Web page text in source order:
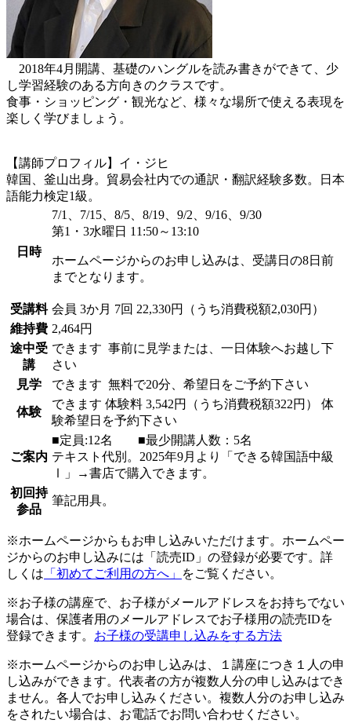
2018年4月開講、基礎のハングルを読み書きができて、少
し学習経験のある方向きのクラスです。
食事・ショッピング・観光など、様々な場所で使える表現を
楽しく学びましょう。
【講師プロフィル】イ・ジヒ
韓国、釜山出身。貿易会社内での通訳・翻訳経験多数。日本
語能力検定1級。
日時
7/1、7/15、8/5、8/19、9/2、9/16、9/30
第1・3水曜日 11:50～13:10
ホームページからのお申し込みは、受講日の8日前
までとなります。
受講料 会員 3か月 7回 22,330円（うち消費税額2,030円）
維持費 2,464円
途中受
講
できます 事前に見学または、一日体験へお越し下
さい
見学
できます 無料で20分、希望日をご予約下さい
体験
できます 体験料 3,542円（うち消費税額322円） 体
験希望日を予約下さい
ご案内
■定員:12名 ■最少開講人数：5名
テキスト代別。2025年9月より「できる韓国語中級
Ⅰ」→書店で購入できます。
初回持
参品
筆記用具。
※ホームページからもお申し込みいただけます。ホームペー
ジからのお申し込みには「読売ID」の登録が必要です。詳
しくは 「初めてご利用の方へ」 をご覧ください。
※お子様の講座で、お子様がメールアドレスをお持ちでない
場合は、保護者用のメールアドレスでお子様用の読売IDを
登録できます。 お子様の受講申し込みをする方法
※ホームページからのお申し込みは、１講座につき１人の申
し込みができます。代表者の方が複数人分の申し込みはでき
ません。各人でお申し込みください。複数人分のお申し込み
をされたい場合は、お電話でお問い合わせください。